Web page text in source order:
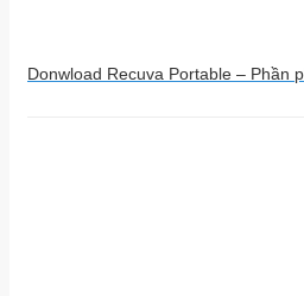
Donwload Recuva Portable – Phần